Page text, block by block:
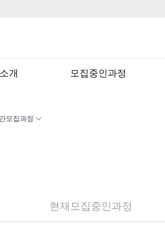
개 모집중인과정
모집과정
현재모집중인과정